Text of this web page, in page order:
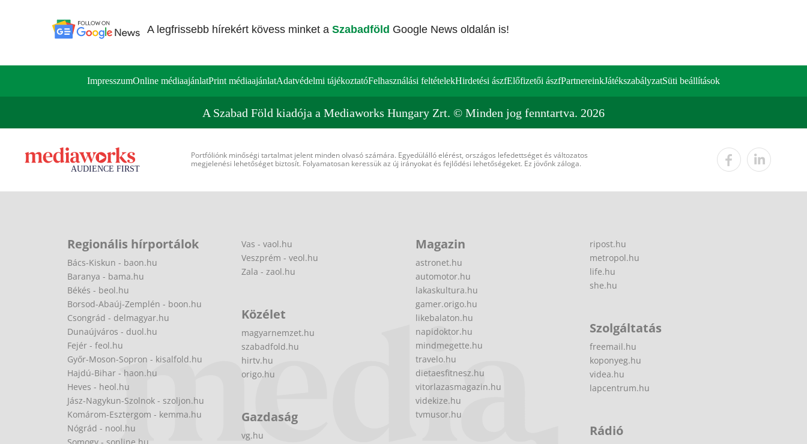
A legfrissebb hírekért kövess minket a Szabadföld Google News oldalán is!
ImpresszumOnline médiaajánlatPrint médiaajánlatAdatvédelmi tájékoztatóFelhasználási feltételekHirdetési ászfElőfizetői ászfPartnereinkJátékszabályzatSüti beállítások
A Szabad Föld kiadója a Mediaworks Hungary Zrt. © Minden jog fenntartva. 2026
Portfóliónk minőségi tartalmat jelent minden olvasó számára. Egyedülálló elérést, országos lefedettséget és változatos
megjelenési lehetőséget biztosít. Folyamatosan keressük az új irányokat és fejlődési lehetőségeket. Ez jövőnk záloga.
Regionális hírportálok
Bács-Kiskun - baon.hu
Baranya - bama.hu
Békés - beol.hu
Borsod-Abaúj-Zemplén - boon.hu
Csongrád - delmagyar.hu
Dunaújváros - duol.hu
Fejér - feol.hu
Győr-Moson-Sopron - kisalfold.hu
Hajdú-Bihar - haon.hu
Heves - heol.hu
Jász-Nagykun-Szolnok - szoljon.hu
Komárom-Esztergom - kemma.hu
Nógrád - nool.hu
Somogy - sonline.hu
Vas - vaol.hu
Veszprém - veol.hu
Zala - zaol.hu
Közélet
magyarnemzet.hu
szabadfold.hu
hirtv.hu
origo.hu
Gazdaság
vg.hu
Magazin
astronet.hu
automotor.hu
lakaskultura.hu
gamer.origo.hu
likebalaton.hu
napidoktor.hu
mindmegette.hu
travelo.hu
dietaesfitnesz.hu
vitorlazasmagazin.hu
videkize.hu
tvmusor.hu
ripost.hu
metropol.hu
life.hu
she.hu
Szolgáltatás
freemail.hu
koponyeg.hu
videa.hu
lapcentrum.hu
Rádió